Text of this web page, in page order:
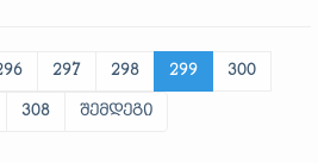
297 298 299 300
308 შემდეგი